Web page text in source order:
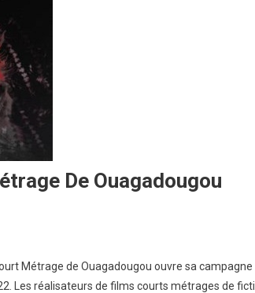
De Ouagadougou
Métrage de Ouagadougou ouvre sa campagne
Les réalisateurs de films courts métrages de